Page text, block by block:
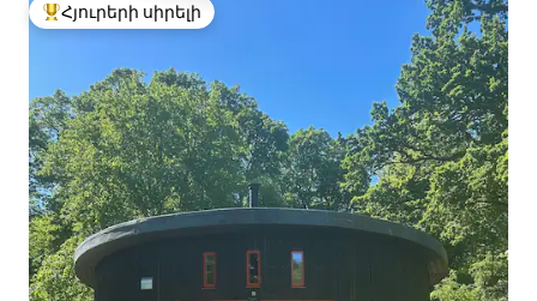
Հյուրերի սիրելի լավագույն տները
Հյուրերի սիրելի